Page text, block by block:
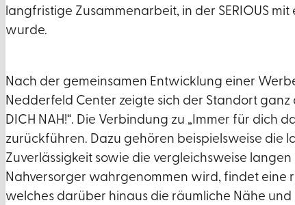
langfristige Zusammenarbeit, in der SERIOUS
wurde.
Nach der gemeinsamen Entwicklung einer
Nedderfeld Center zeigte sich der Standort ganz
DICH NAH!“. Die Verbindung zu „Immer für dich
zurückführen. Dazu gehören beispielsweise die
Zuverlässigkeit sowie die vergleichsweise
Nahversorger wahrgenommen wird, findet eine
welches darüber hinaus die räumliche Nähe